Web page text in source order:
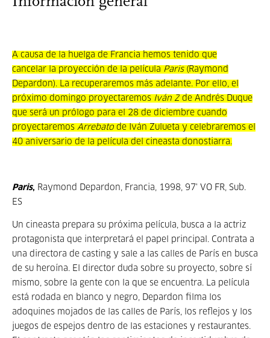
A causa de la huelga de Francia hemos tenido que
cancelar la proyección de la película Paris (Raymond
Depardon). La recuperaremos más adelante. Por ello, el
próximo domingo proyectaremos Iván Z de Andrés Duque
que será un prólogo para el 28 de diciembre cuando
proyectaremos Arrebato de Iván Zulueta y celebraremos el
40 aniversario de la película del cineasta donostiarra.
Paris, Raymond Depardon, Francia, 1998, 97' VO FR, Sub.
ES
Un cineasta prepara su próxima película, busca a la actriz
protagonista que interpretará el papel principal. Contrata a
una directora de casting y sale a las calles de París en busca
de su heroína. El director duda sobre su proyecto, sobre sí
mismo, sobre la gente con la que se encuentra. La película
está rodada en blanco y negro, Depardon filma los
adoquines mojados de las calles de París, los reflejos y los
juegos de espejos dentro de las estaciones y restaurantes.